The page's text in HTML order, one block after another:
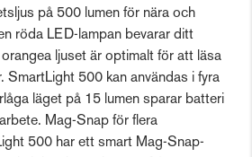
på 500 lumen för nära och
röda LED-lampan bevarar ditt
ljuset är optimalt för att läsa
SmartLight 500 kan användas i fyra
läget på 15 lumen sparar batteri
Mag-Snap för flera
500 har ett smart Mag-Snap-